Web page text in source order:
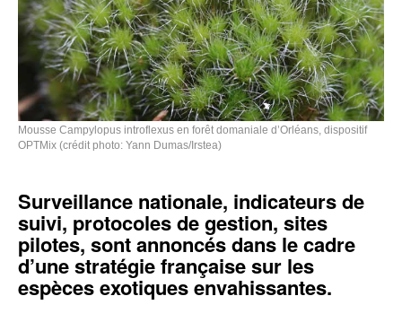
Mousse Campylopus introflexus en forêt domaniale d’Orléans, dispositif
OPTMix (crédit photo: Yann Dumas/Irstea)
Surveillance nationale, indicateurs de
suivi, protocoles de gestion, sites
pilotes, sont annoncés dans le cadre
d’une stratégie française sur les
espèces exotiques envahissantes.